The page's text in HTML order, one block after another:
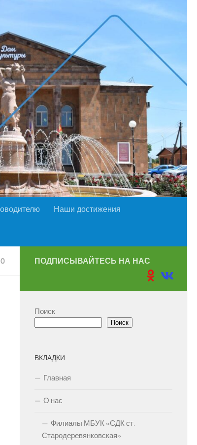
Наши достижения
0 ПОДПИСЫВАЙТЕСЬ НА НАС
Поиск
Поиск
ВКЛАДКИ
Главная
О нас
Филиалы МБУК «СДК ст.
Стародеревянковская»